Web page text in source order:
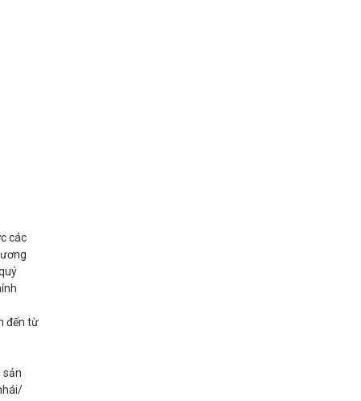
các
đến từ
sản